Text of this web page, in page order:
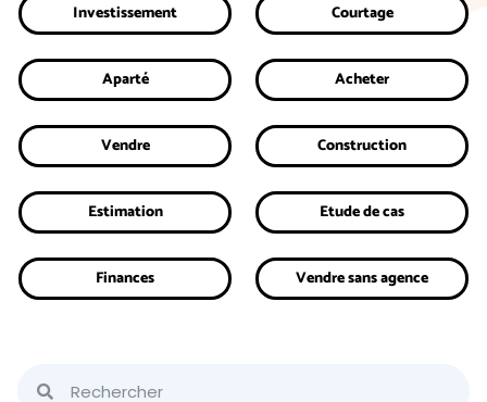
Investissement Courtage
Aparté Acheter
Vendre Construction
Estimation Etude de cas
Finances Vendre sans agence